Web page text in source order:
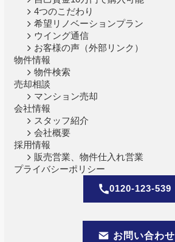
4つのこだわり
希望リノベーションプラン
ウイング通信
お客様の声（外部リンク）
物件情報
物件検索
売却相談
マンション売却
会社情報
スタッフ紹介
会社概要
採用情報
販売営業、物件仕入れ営業
プライバシーポリシー
0120-123-539
お問い合わせ